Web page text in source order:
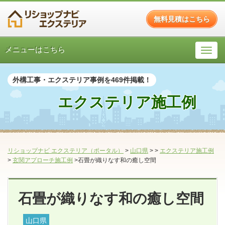
無料見積はこちら
メニューはこちら
外構工事・エクステリア事例を469件掲載！
エクステリア施工例
リショップナビ エクステリア（ポータル） > 山口県 > > エクステリア施工例
> 玄関アプローチ施工例 >石畳が織りなす和の癒し空間
石畳が織りなす和の癒し空間
山口県